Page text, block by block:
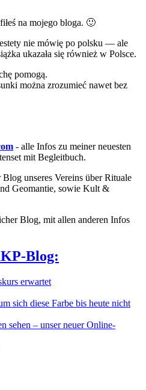
na mojego bloga. 🙂
nie mówię po polsku — ale
ukazała się również w Polsce.
pomogą.
można zrozumieć nawet bez
- alle Infos zu meiner neuesten
mit Begleitbuch.
Blog unseres Vereins über Rituale
Geomantie, sowie Kult &
Blog, mit allen anderen Infos
Blog:
erwartet
sich diese Farbe bis heute nicht
sehen – unser neuer Online-